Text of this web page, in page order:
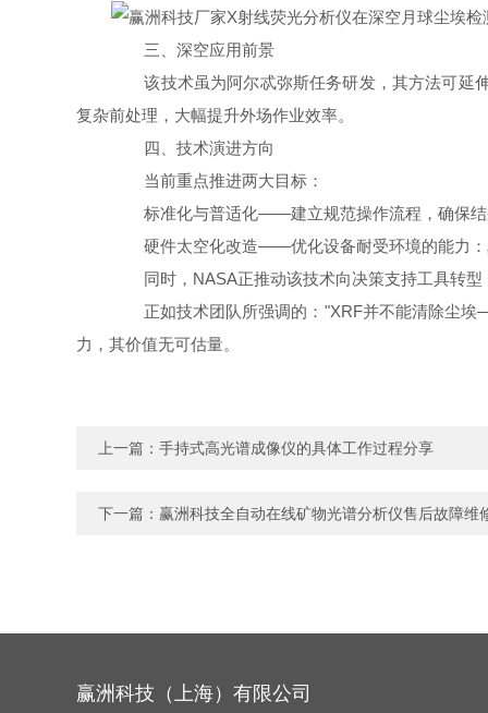
三、深空应用前景
该技术虽为阿尔忒弥斯任务研发，其方法可延
复杂前处理，大幅提升外场作业效率。
四、技术演进方向
当前重点推进两大目标：
标准化与普适化——建立规范操作流程，确保结
硬件太空化改造——优化设备耐受环境的能力：
同时，NASA正推动该技术向决策支持工具转型
正如技术团队所强调的："XRF并不能清除尘埃
力，其价值无可估量。
上一篇： 手持式高光谱成像仪的具体工作过程分享
下一篇： 赢洲科技全自动在线矿物光谱分析仪售后故障维
赢洲科技（上海）有限公司